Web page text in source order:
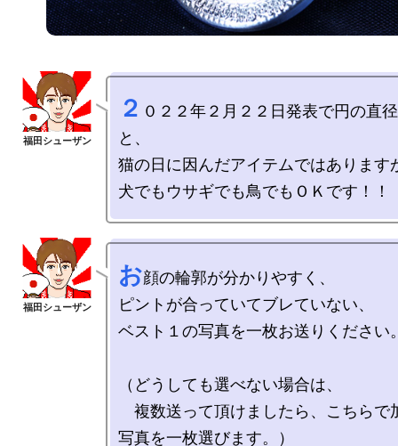
２ ０２２年２月２２日発表で円の直
と、
猫の日に因んだアイテムではあります
お顔の輪郭が分かりやすく、
ピントが合っていてブレていない、
ベスト１の写真を一枚お送りください
（どうしても選べない場合は、
複数送って頂けましたら、こちらで
写真を一枚選びます。）